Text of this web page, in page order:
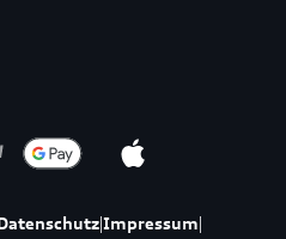
|Impressum|